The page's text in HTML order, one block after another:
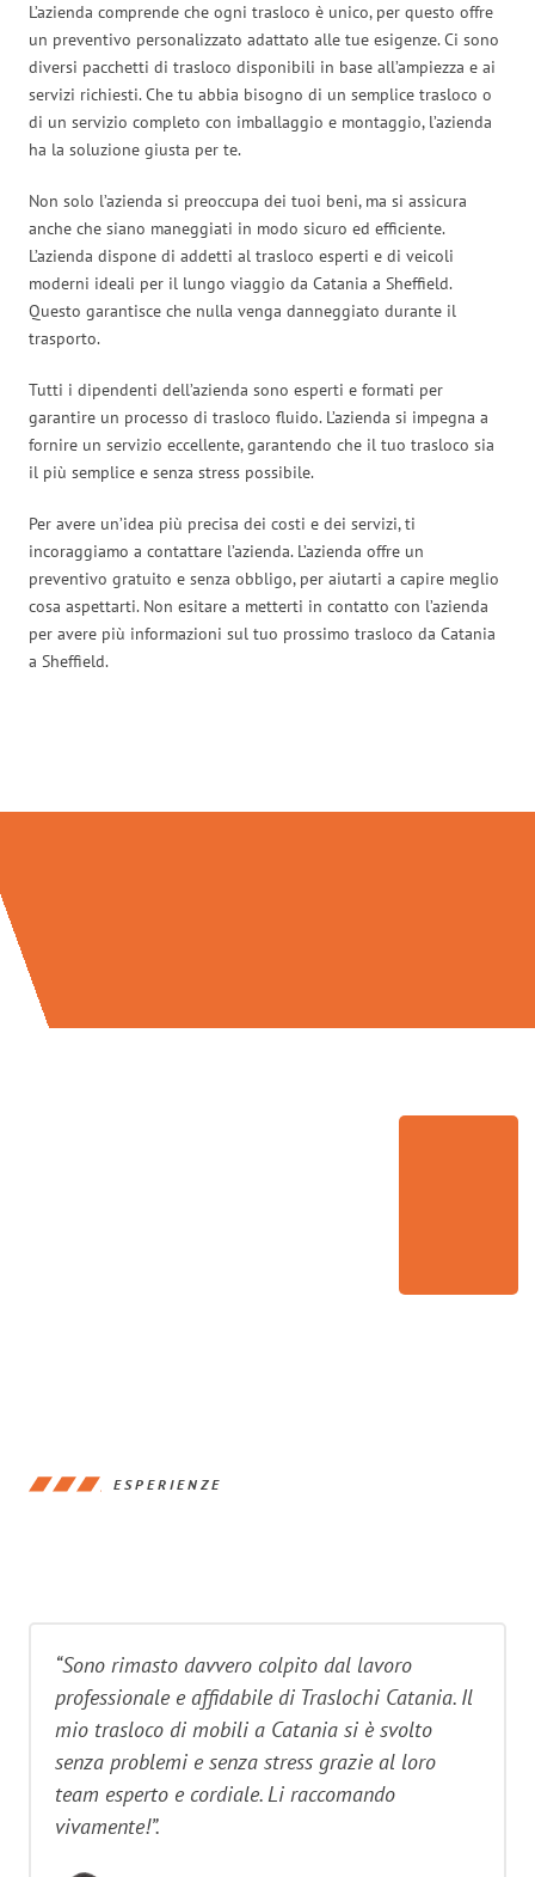
L’azienda comprende che ogni trasloco è unico, per questo offre
un preventivo personalizzato adattato alle tue esigenze. Ci sono
diversi pacchetti di trasloco disponibili in base all’ampiezza e ai
servizi richiesti. Che tu abbia bisogno di un semplice trasloco o
di un servizio completo con imballaggio e montaggio, l’azienda
ha la soluzione giusta per te.
Non solo l’azienda si preoccupa dei tuoi beni, ma si assicura
anche che siano maneggiati in modo sicuro ed efficiente.
L’azienda dispone di addetti al trasloco esperti e di veicoli
moderni ideali per il lungo viaggio da Catania a Sheffield.
Questo garantisce che nulla venga danneggiato durante il
trasporto.
Tutti i dipendenti dell’azienda sono esperti e formati per
garantire un processo di trasloco fluido. L’azienda si impegna a
fornire un servizio eccellente, garantendo che il tuo trasloco sia
il più semplice e senza stress possibile.
Per avere un’idea più precisa dei costi e dei servizi, ti
incoraggiamo a contattare l’azienda. L’azienda offre un
preventivo gratuito e senza obbligo, per aiutarti a capire meglio
cosa aspettarti. Non esitare a metterti in contatto con l’azienda
per avere più informazioni sul tuo prossimo trasloco da Catania
a Sheffield.
ESPERIENZE
“Sono rimasto davvero colpito dal lavoro
professionale e affidabile di Traslochi Catania. Il
mio trasloco di mobili a Catania si è svolto
senza problemi e senza stress grazie al loro
team esperto e cordiale. Li raccomando
vivamente!”.